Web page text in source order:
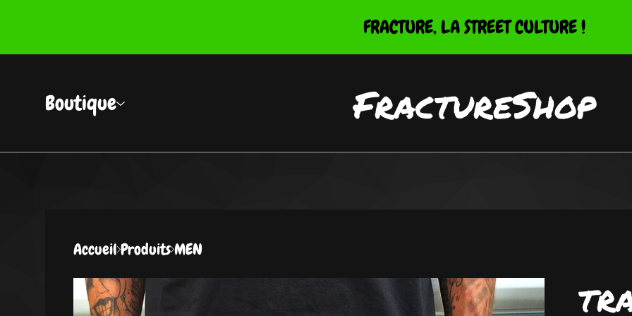
FRACTURE, LA STREET CULTURE !
Boutique FractureShop
Accueil ProduitsMEN